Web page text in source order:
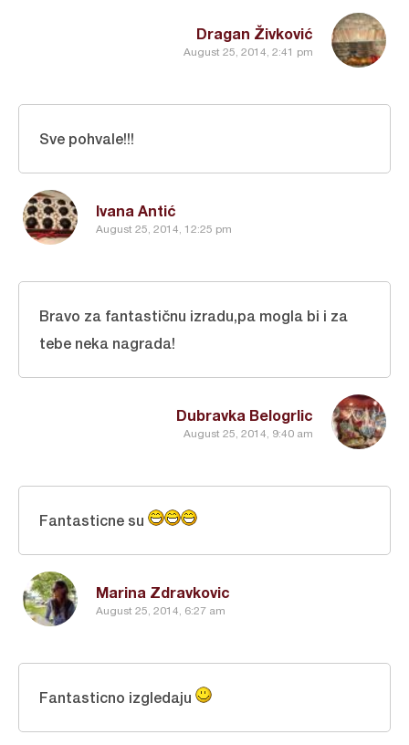
Dragan Živković
August 25, 2014, 2:41 pm
Ivana Antić
August 25, 2014, 12:25 pm
Sve pohvale!!!
Dubravka Belogrlic
August 25, 2014, 9:40 am
Bravo za fantastičnu izradu,pa mogla bi i za
tebe neka nagrada!
Marina Zdravkovic
August 25, 2014, 6:27 am
Fantasticne su
Fantasticno izgledaju